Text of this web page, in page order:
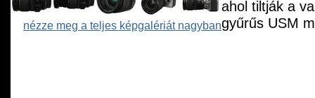
nézze meg a teljes képgalériát nagyban
ahol tiltják a
gyűrűs USM